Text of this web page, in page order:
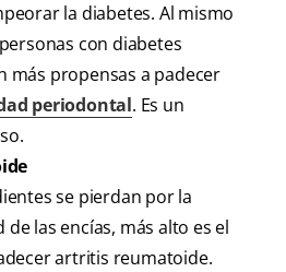
la diabetes. Al mismo
con diabetes
más propensas a padecer
periodontal. Es un
se pierdan por la
de las encías, más alto es el
artritis reumatoide.